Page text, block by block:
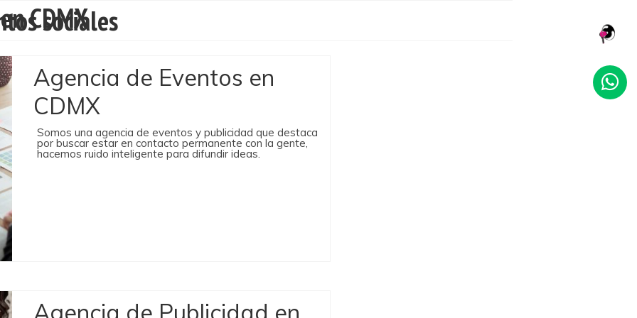
CDMX
sociales
Agencia de Eventos en
CDMX
Somos una agencia de eventos y publicidad que destaca
por buscar estar en contacto permanente con la gente,
hacemos ruido inteligente para difundir ideas.